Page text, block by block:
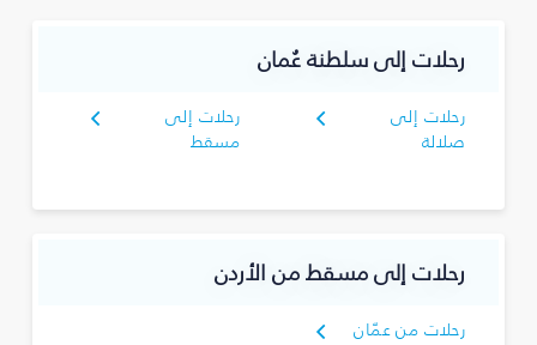
رحلات إلى سلطنة عُمان
رحلات إلى
صلالة
رحلات إلى
مسقط
رحلات إلى مسقط من الأردن
رحلات من عمّان